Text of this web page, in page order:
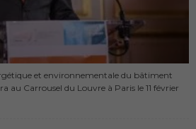
et environnementale du bâtiment
au Carrousel du Louvre à Paris le 11 février